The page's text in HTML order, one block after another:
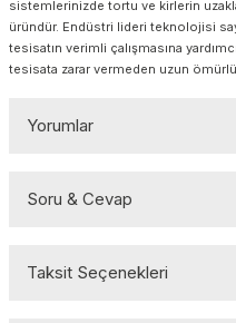
sistemlerinizde tortu ve kirlerin
üründür. Endüstri lideri teknolojisi
tesisatın verimli çalışmasına
tesisata zarar vermeden uzun ömürlü
Yorumlar
Soru & Cevap
Taksit Seçenekleri